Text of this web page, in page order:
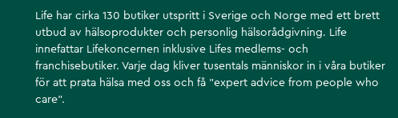
Life har cirka 130 butiker utspritt i Sverige och Norge med ett brett
utbud av hälsoprodukter och personlig hälsorådgivning. Life
innefattar Lifekoncernen inklusive Lifes medlems- och
franchisebutiker. Varje dag kliver tusentals människor in i våra butiker
för att prata hälsa med oss och få ”expert advice from people who
care”.